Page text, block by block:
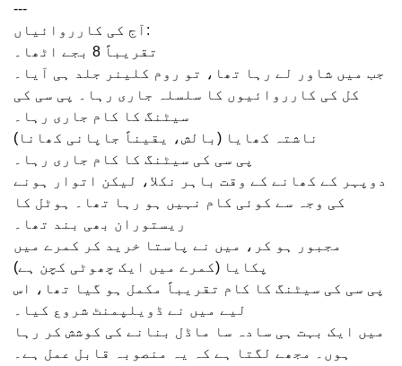
---
آج کی کارروائیاں:
تقریباً 8 بجے اٹھا۔
جب میں شاور لے رہا تھا، تو روم کلینر جلد ہی آیا۔
کل کی کارروائیوں کا سلسلہ جاری رہا۔ پی سی کی
سیٹنگ کا کام جاری رہا۔
ناشتہ کھایا (بالش، یقیناً جاپانی کھانا)
پی سی کی سیٹنگ کا کام جاری رہا۔
دوپہر کے کھانے کے وقت باہر نکلا، لیکن اتوار ہونے
کی وجہ سے کوئی کام نہیں ہو رہا تھا۔ ہوٹل کا
ریستوران بھی بند تھا۔
مجبور ہو کر، میں نے پاستا خرید کر کمرے میں
پکایا (کمرے میں ایک چھوٹی کچن ہے)
پی سی کی سیٹنگ کا کام تقریباً مکمل ہو گیا تھا، اس
لیے میں نے ڈویلپمنٹ شروع کیا۔
میں ایک بہت ہی سادہ سا ماڈل بنانے کی کوشش کر رہا
ہوں۔ مجھے لگتا ہے کہ یہ منصوبہ قابل عمل ہے۔